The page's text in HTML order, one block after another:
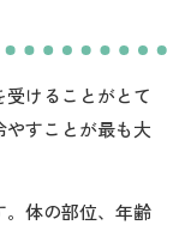
けることがとて
すことが最も大
体の部位、年齢